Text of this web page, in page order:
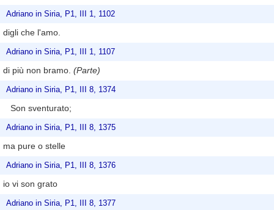
Adriano in Siria, P1, III 1, 1102
digli che l'amo.
Adriano in Siria, P1, III 1, 1107
di più non bramo. (Parte)
Adriano in Siria, P1, III 8, 1374
Son sventurato;
Adriano in Siria, P1, III 8, 1375
ma pure o stelle
Adriano in Siria, P1, III 8, 1376
io vi son grato
Adriano in Siria, P1, III 8, 1377